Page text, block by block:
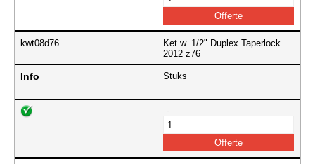
kwt08d76
Ket.w. 1/2" Duplex Taperlock
2012 z76
Info Stuks
-